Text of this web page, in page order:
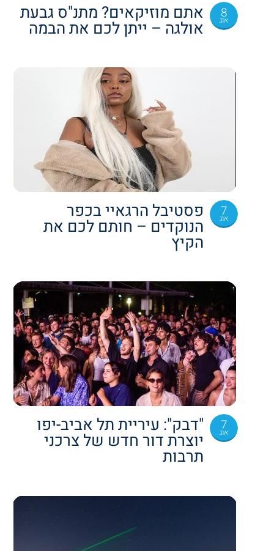
8
אוג אתם מוזיקאים? מתנ"ס גבעת
אולגה – ייתן לכם את הבמה
7
אוג פסטיבל הרגאיי בכפר
הנוקדים – חותם לכם את
הקיץ
7
אוג "דבק": עיריית תל אביב-יפו
יוצרת דור חדש של צרכני
תרבות